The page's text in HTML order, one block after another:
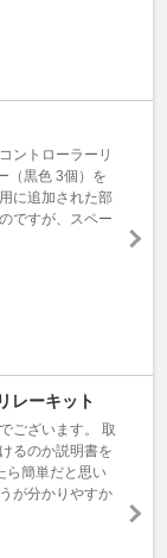
ントローラーリ
（黒色 3個）を
に追加された部
ですが、スペー
レーキット
ございます。 取
るのか説明書を
ら簡単だと思い
が分かりやすか